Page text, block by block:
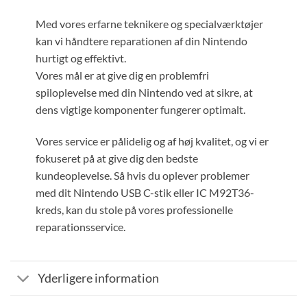
Med vores erfarne teknikere og specialværktøjer
kan vi håndtere reparationen af din Nintendo
hurtigt og effektivt.
Vores mål er at give dig en problemfri
spiloplevelse med din Nintendo ved at sikre, at
dens vigtige komponenter fungerer optimalt.
Vores service er pålidelig og af høj kvalitet, og vi er
fokuseret på at give dig den bedste
kundeoplevelse. Så hvis du oplever problemer
med dit Nintendo USB C-stik eller IC M92T36-
kreds, kan du stole på vores professionelle
reparationsservice.
Yderligere information